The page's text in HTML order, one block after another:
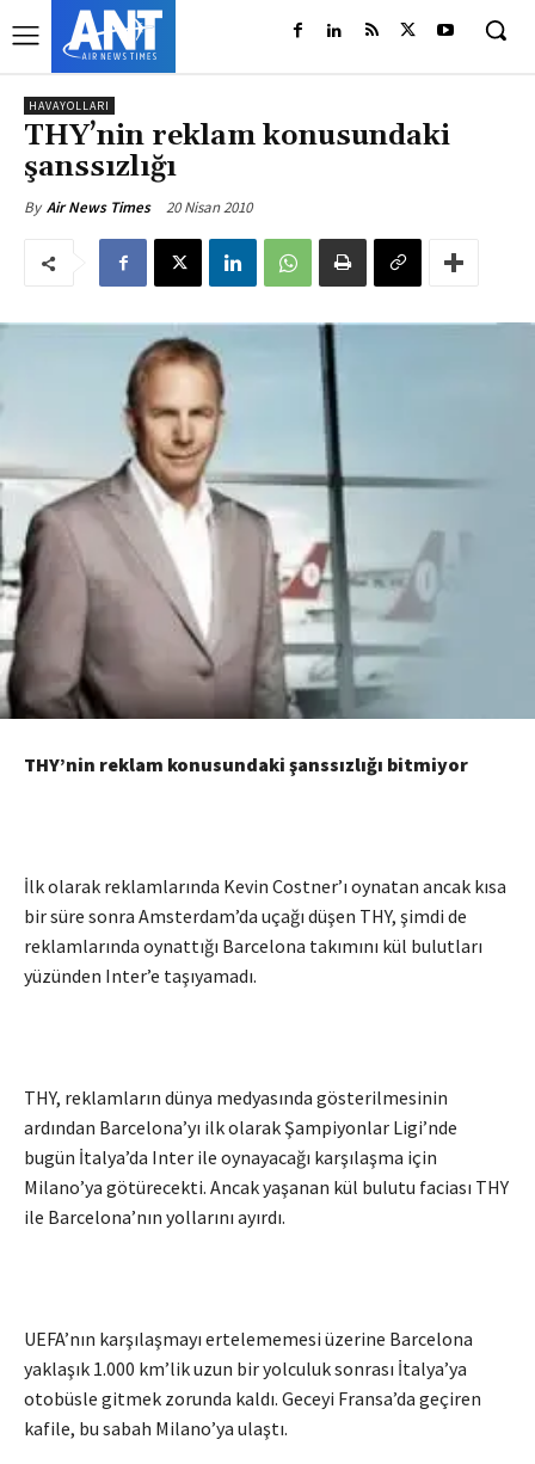
HAVAYOLLARI
THY’nin reklam konusundaki
şanssızlığı
By Air News Times 20 Nisan 2010
THY’nin reklam konusundaki şanssızlığı bitmiyor
İlk olarak reklamlarında Kevin Costner’ı oynatan ancak kısa
bir süre sonra Amsterdam’da uçağı düşen THY, şimdi de
reklamlarında oynattığı Barcelona takımını kül bulutları
yüzünden Inter’e taşıyamadı.
THY, reklamların dünya medyasında gösterilmesinin
ardından Barcelona’yı ilk olarak Şampiyonlar Ligi’nde
bugün İtalya’da Inter ile oynayacağı karşılaşma için
Milano’ya götürecekti. Ancak yaşanan kül bulutu faciası THY
ile Barcelona’nın yollarını ayırdı.
UEFA’nın karşılaşmayı ertelememesi üzerine Barcelona
yaklaşık 1.000 km’lik uzun bir yolculuk sonrası İtalya’ya
otobüsle gitmek zorunda kaldı. Geceyi Fransa’da geçiren
kafile, bu sabah Milano’ya ulaştı.